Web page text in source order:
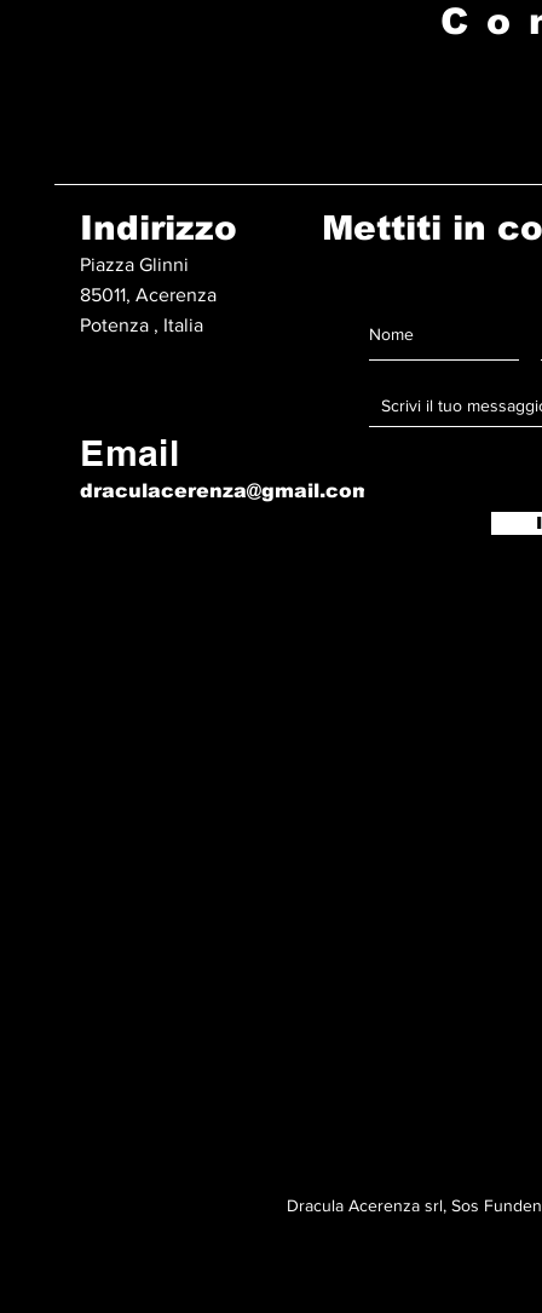
Indirizzo
Piazza Glinni
85011, Acerenza
Potenza , Italia
Email
draculacerenza@gmail.com
Mettiti in
Dracula Acerenza srl, Sos